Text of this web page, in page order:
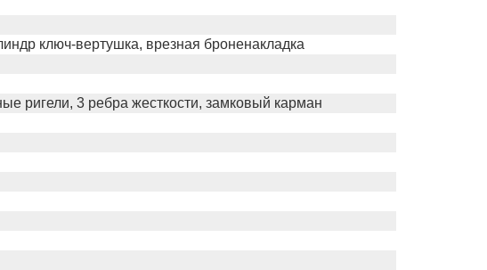
ключ-вертушка, врезная броненакладка
ригели, 3 ребра жесткости, замковый карман